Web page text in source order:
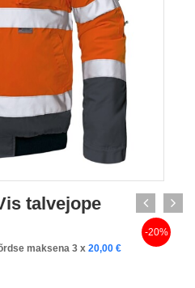
talvejope
maksena 3 x 20,00 €
-20%